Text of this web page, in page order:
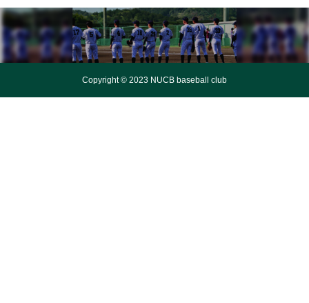
Copyright © 2023 NUCB baseball club